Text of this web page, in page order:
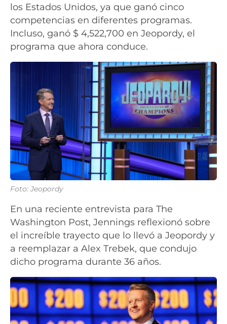
los Estados Unidos, ya que ganó cinco
competencias en diferentes programas.
Incluso, ganó $ 4,522,700 en Jeopordy, el
programa que ahora conduce.
Foto: Jeopordy
En una reciente entrevista para The
Washington Post, Jennings reflexionó sobre
el increíble trayecto que lo llevó a Jeopordy y
a reemplazar a Alex Trebek, que condujo
dicho programa durante 36 años.